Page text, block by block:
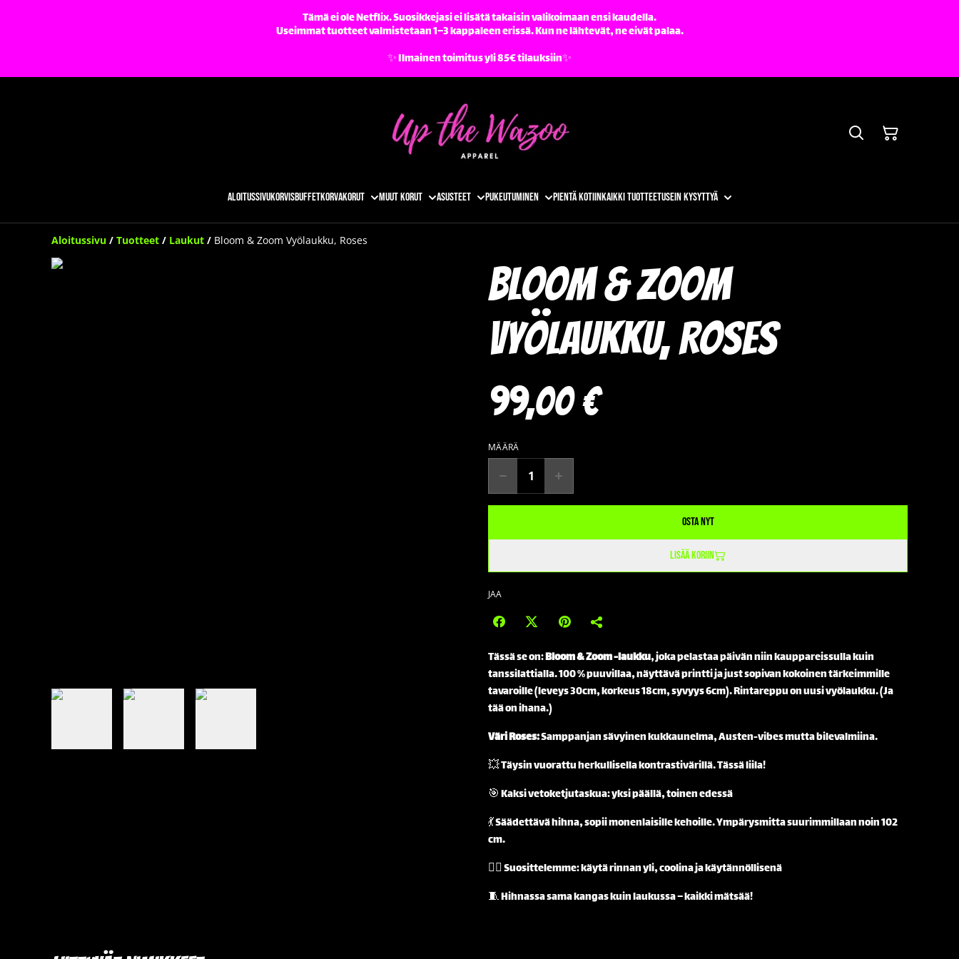
Tämä ei ole Netflix. Suosikkejasi ei lisätä takaisin valikoimaan ensi kaudella.
Useimmat tuotteet valmistetaan 1–3 kappaleen erissä. Kun ne lähtevät, ne eivät palaa.
✨️ Ilmainen toimitus yli 85€ tilauksiin✨️
AloitussivuKorvisbuffetKorvakorut Muut korut Asusteet Pukeutuminen Pientä kotiinKaikki tuotteetUsein kysyttyä
Aloitussivu / Tuotteet / Laukut / Bloom & Zoom Vyölaukku, Roses
Bloom & Zoom
Vyölaukku, Roses
99,00 €
MÄÄRÄ
Osta nyt
Lisää koriin
JAA
Tässä se on:Bloom & Zoom -laukku, joka pelastaa päivän niin kauppareissulla kuin
tanssilattialla. 100 % puuvillaa, näyttävä printti ja just sopivan kokoinen tärkeimmille
tavaroille (leveys 30cm, korkeus 18cm, syvyys 6cm). Rintareppu on uusi vyölaukku. (Ja
tää on ihana.)
Väri Roses:Samppanjan sävyinen kukkaunelma, Austen-vibes mutta bilevalmiina.
💥 Täysin vuorattu herkullisella kontrastivärillä. Tässä liila!
🎯 Kaksi vetoketjutaskua: yksi päällä, toinen edessä
💃 Säädettävä hihna, sopii monenlaisille kehoille. Ympärysmitta suurimmillaan noin 102
cm.
👯‍♀️ Suosittelemme: käytä rinnan yli, coolina ja käytännöllisenä
🧵 Hihnassa sama kangas kuin laukussa – kaikki mätsää!